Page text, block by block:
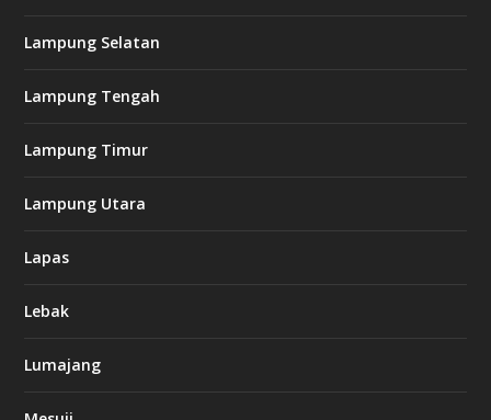
Lampung Selatan
Lampung Tengah
Lampung Timur
Lampung Utara
Lapas
Lebak
Lumajang